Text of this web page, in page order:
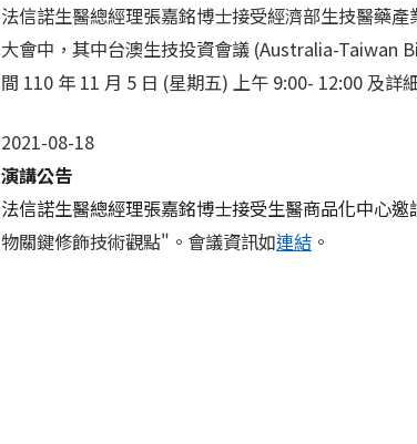
法信諾生醫總經理張嘉銘博士接受經濟部生技醫藥產
大會中，其中台澳生技投資會議 (Australia-
間 110 年 11 月 5 日 (星期五) 上午 9:00- 12:00 及詳
2021-08-18
演講公告
法信諾生醫總經理張嘉銘博士接受生醫商品化中心
物關鍵修飾技術觀點"。會議資訊如連結 。